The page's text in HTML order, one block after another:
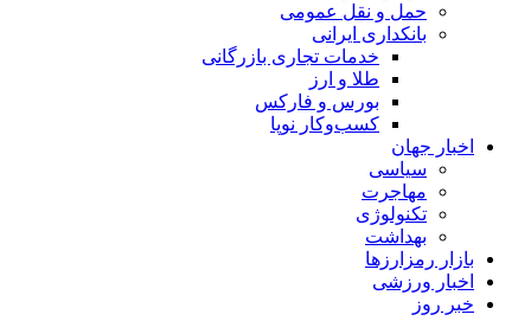
حمل و نقل عمومی
بانکداری ایرانی
خدمات تجاری بازرگانی
طلا و ارز
بورس و فارکس
کسب‌وکار نوپا
اخبار جهان
سیاسی
مهاجرت
تکنولوژی
بهداشت
بازار رمزارزها
اخبار ورزشی
خبر روز